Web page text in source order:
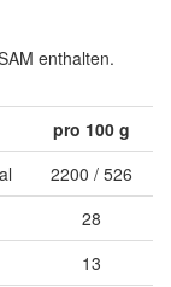
enthalten.
pro 100 g
2200 / 526
28
13